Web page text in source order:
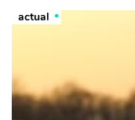
actual